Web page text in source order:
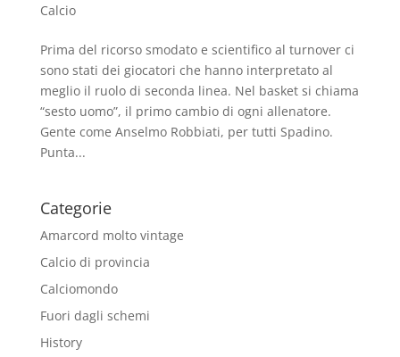
Calcio
Prima del ricorso smodato e scientifico al turnover ci
sono stati dei giocatori che hanno interpretato al
meglio il ruolo di seconda linea. Nel basket si chiama
“sesto uomo”, il primo cambio di ogni allenatore.
Gente come Anselmo Robbiati, per tutti Spadino.
Punta...
Categorie
Amarcord molto vintage
Calcio di provincia
Calciomondo
Fuori dagli schemi
History